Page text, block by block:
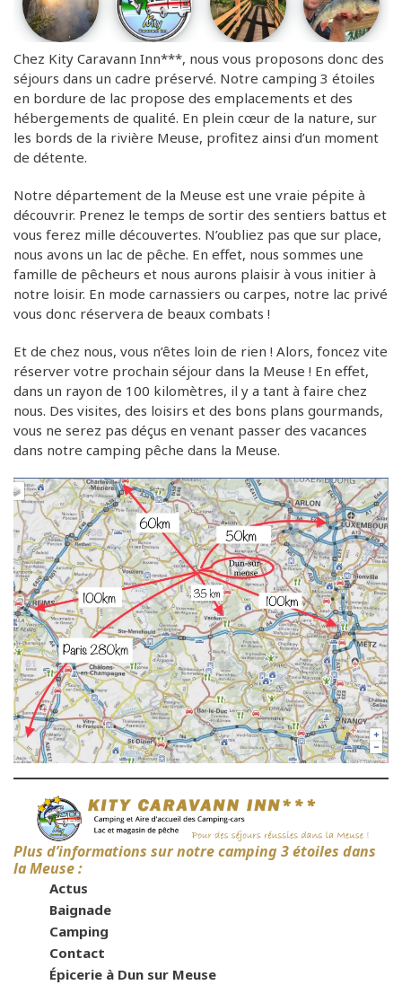
Chez Kity Caravann Inn***, nous vous proposons donc des
séjours dans un cadre préservé. Notre camping 3 étoiles
en bordure de lac propose des emplacements et des
hébergements de qualité. En plein cœur de la nature, sur
les bords de la rivière Meuse, profitez ainsi d’un moment
de détente.
Notre département de la Meuse est une vraie pépite à
découvrir. Prenez le temps de sortir des sentiers battus et
vous ferez mille découvertes. N’oubliez pas que sur place,
nous avons un lac de pêche. En effet, nous sommes une
famille de pêcheurs et nous aurons plaisir à vous initier à
notre loisir. En mode carnassiers ou carpes, notre lac privé
vous donc réservera de beaux combats !
Et de chez nous, vous n’êtes loin de rien ! Alors, foncez vite
réserver votre prochain séjour dans la Meuse ! En effet,
dans un rayon de 100 kilomètres, il y a tant à faire chez
nous. Des visites, des loisirs et des bons plans gourmands,
vous ne serez pas déçus en venant passer des vacances
dans notre camping pêche dans la Meuse.
Plus d’informations sur notre camping 3 étoiles dans
la Meuse :
Actus
Baignade
Camping
Contact
Épicerie à Dun sur Meuse